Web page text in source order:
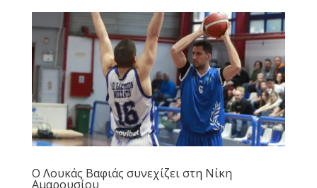
O Λουκάς Βαφιάς συνεχίζει στη Νίκη
Αμαρουσίου